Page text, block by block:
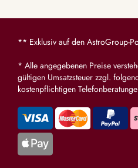
** Exklusiv auf den AstroGroup-
* Alle angegebenen Preise
gültigen Umsatzsteuer zzgl.
kostenpflichtigen